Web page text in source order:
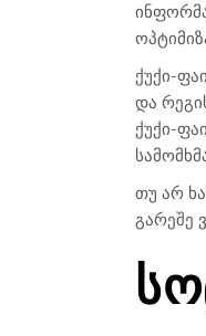
ქუქი-
და
ქუქი-
თუ არ
გარეშე